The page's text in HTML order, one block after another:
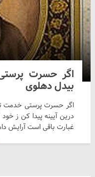
اگر حسرت
بیدل دهلوی
اگر حسرت پرستی خدمت
درین آیینه پیدا کن ز
غبارت باقی است آرایش